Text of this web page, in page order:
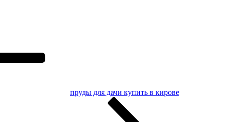
пруды для дачи купить в кирове